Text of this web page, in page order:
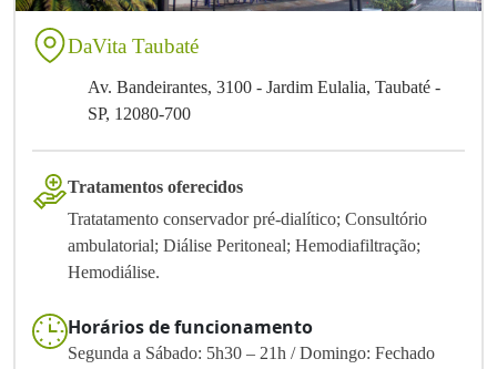
DaVita Taubaté
Av. Bandeirantes, 3100 - Jardim Eulalia, Taubaté -
SP, 12080-700
Tratamentos oferecidos
Tratatamento conservador pré-dialítico; Consultório
ambulatorial; Diálise Peritoneal; Hemodiafiltração;
Hemodiálise.
Horários de funcionamento
Segunda a Sábado: 5h30 – 21h / Domingo: Fechado